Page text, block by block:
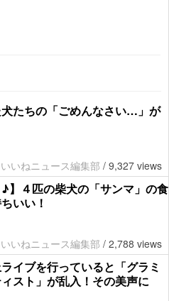
たちの「ごめんなさい…」が
いいねニュース編集部 / 9,327 views
♪】４匹の柴犬の「サンマ」の食
いい！
いいねニュース編集部 / 2,788 views
イブを行っていると「グラミ
スト」が乱入！その美声に